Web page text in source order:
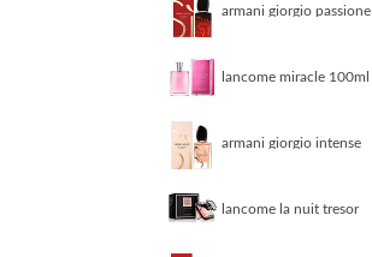
armani giorgio passione
lancome miracle 100ml
armani giorgio intense
lancome la nuit tresor